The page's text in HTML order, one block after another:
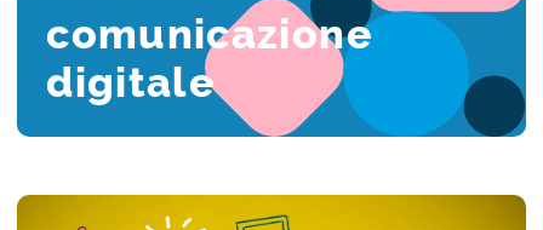
comunicazione
digitale